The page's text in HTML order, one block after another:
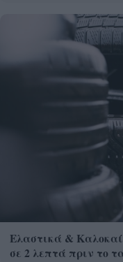
Ελαστικά &
σε 2 λεπτά πριν το